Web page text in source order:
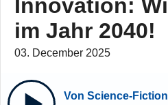
Innovation:
im Jahr 2040!
03. December 2025